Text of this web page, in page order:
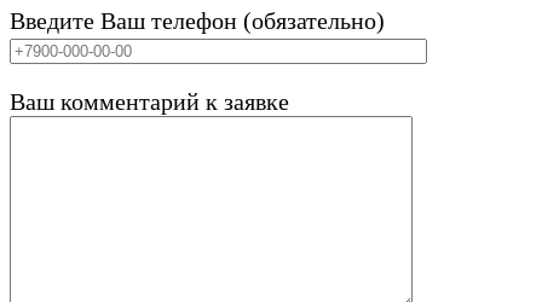
Введите Ваш телефон (обязательно)
Ваш комментарий к заявке